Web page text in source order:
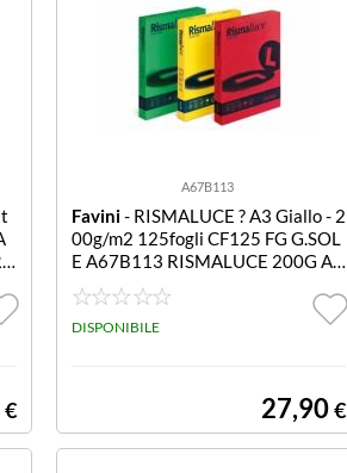
€
A67B113
Favini- RISMALUCE ? A3 Giallo - 2
00g/m2 125fogli CF125 FG G.SOL
E A67B113 RISMALUCE 200G A3
GIALLO SOLE 125FF
DISPONIBILE
27,90€